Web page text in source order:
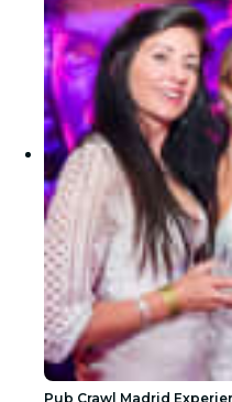
Pub Crawl Madrid